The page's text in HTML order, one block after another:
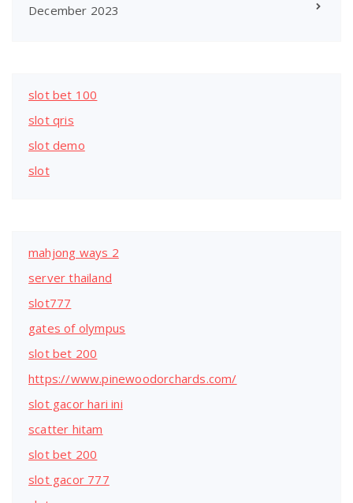
December 2023
slot bet 100
slot qris
slot demo
slot
mahjong ways 2
server thailand
slot777
gates of olympus
slot bet 200
https://www.pinewoodorchards.com/
slot gacor hari ini
scatter hitam
slot bet 200
slot gacor 777